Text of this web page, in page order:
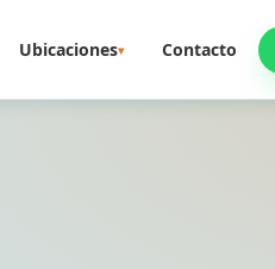
Ubicaciones▾ Contacto